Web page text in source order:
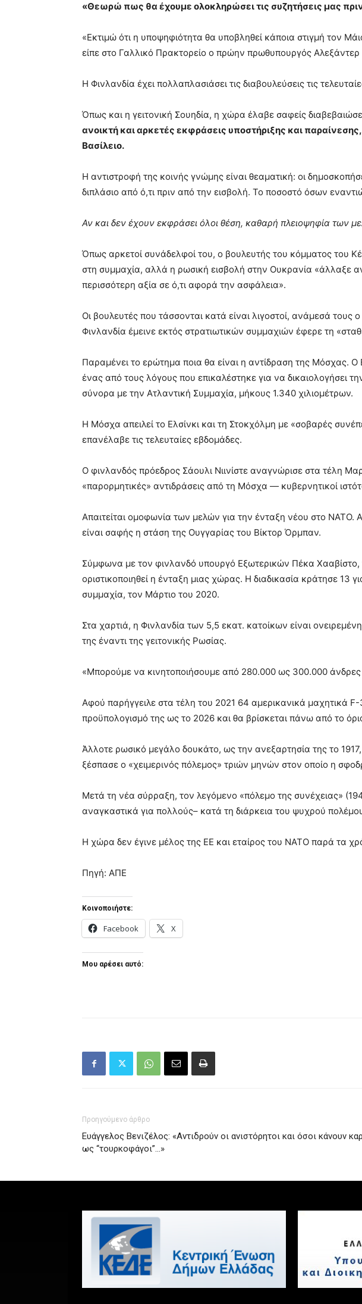
«Θεωρώ πως θα έχουμε ολοκληρώσει τις συζητήσεις μας πριν
«Εκτιμώ ότι η υποψηφιότητα θα υποβληθεί κάποια στιγμή τον
είπε στο Γαλλικό Πρακτορείο ο πρώην πρωθυπουργός Αλεξάντερ
Η Φινλανδία έχει πολλαπλασιάσει τις διαβουλεύσεις τις
Όπως και η γειτονική Σουηδία, η χώρα έλαβε σαφείς
ανοικτή και αρκετές εκφράσεις υποστήριξης και
Βασίλειο.
Η αντιστροφή της κοινής γνώμης είναι θεαματική: οι
διπλάσιο από ό,τι πριν από την εισβολή. Το ποσοστό όσων
Αν και δεν έχουν εκφράσει όλοι θέση, καθαρή πλειοψηφία των
Όπως αρκετοί συνάδελφοί του, ο βουλευτής του κόμματος του
στη συμμαχία, αλλά η ρωσική εισβολή στην Ουκρανία «άλλαξε
περισσότερη αξία σε ό,τι αφορά την ασφάλεια».
Οι βουλευτές που τάσσονται κατά είναι λιγοστοί, ανάμεσά τους
Φινλανδία έμεινε εκτός στρατιωτικών συμμαχιών έφερε τη
Παραμένει το ερώτημα ποια θα είναι η αντίδραση της Μόσχας. Ο
ένας από τους λόγους που επικαλέστηκε για να δικαιολογήσει
σύνορα με την Ατλαντική Συμμαχία, μήκους 1.340 χιλιομέτρων.
Η Μόσχα απειλεί το Ελσίνκι και τη Στοκχόλμη με «σοβαρές
επανέλαβε τις τελευταίες εβδομάδες.
Ο φινλανδός πρόεδρος Σάουλι Νιινίστε αναγνώρισε στα τέλη
«παρορμητικές» αντιδράσεις από τη Μόσχα — κυβερνητικοί
Απαιτείται ομοφωνία των μελών για την ένταξη νέου στο NATO.
είναι σαφής η στάση της Ουγγαρίας του Βίκτορ Όρμπαν.
Σύμφωνα με τον φινλανδό υπουργό Εξωτερικών Πέκα Χααβίστο,
οριστικοποιηθεί η ένταξη μιας χώρας. Η διαδικασία κράτησε
συμμαχία, τον Μάρτιο του 2020.
Στα χαρτιά, η Φινλανδία των 5,5 εκατ. κατοίκων είναι
της έναντι της γειτονικής Ρωσίας.
«Μπορούμε να κινητοποιήσουμε από 280.000 ως 300.000 άνδρες
Αφού παρήγγειλε στα τέλη του 2021 64 αμερικανικά μαχητικά
προϋπολογισμό της ως το 2026 και θα βρίσκεται πάνω από το
Άλλοτε ρωσικό μεγάλο δουκάτο, ως την ανεξαρτησία της το
ξέσπασε ο «χειμερινός πόλεμος» τριών μηνών στον οποίο η
Μετά τη νέα σύρραξη, τον λεγόμενο «πόλεμο της συνέχειας»
αναγκαστικά για πολλούς– κατά τη διάρκεια του ψυχρού
Η χώρα δεν έγινε μέλος της ΕΕ και εταίρος του NATO παρά τα
Πηγή: ΑΠΕ
Κοινοποιήστε:
Facebook X
Μου αρέσει αυτό:
Προηγούμενο άρθρο
Ευάγγελος Βενιζέλος: «Αντιδρούν οι ανιστόρητοι και όσοι κάνουν
ως “τουρκοφάγοι”…»